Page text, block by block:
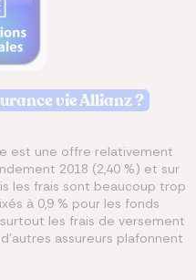
vie Allianz ?
est une offre relativement
2018 (2,40 %) et sur
les frais sont beaucoup trop
à 0,9 % pour les fonds
les frais de versement
assureurs plafonnent